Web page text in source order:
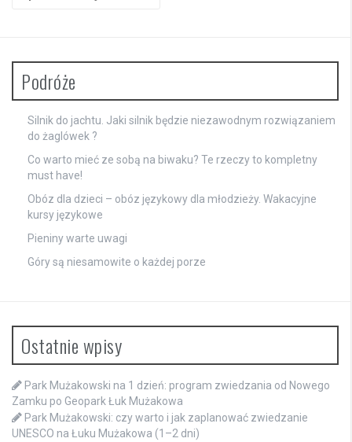
Podróże
Silnik do jachtu. Jaki silnik będzie niezawodnym rozwiązaniem
do żaglówek ?
Co warto mieć ze sobą na biwaku? Te rzeczy to kompletny
must have!
Obóz dla dzieci – obóz językowy dla młodzieży. Wakacyjne
kursy językowe
Pieniny warte uwagi
Góry są niesamowite o każdej porze
Ostatnie wpisy
Park Mużakowski na 1 dzień: program zwiedzania od Nowego
Zamku po Geopark Łuk Mużakowa
Park Mużakowski: czy warto i jak zaplanować zwiedzanie
UNESCO na Łuku Mużakowa (1–2 dni)